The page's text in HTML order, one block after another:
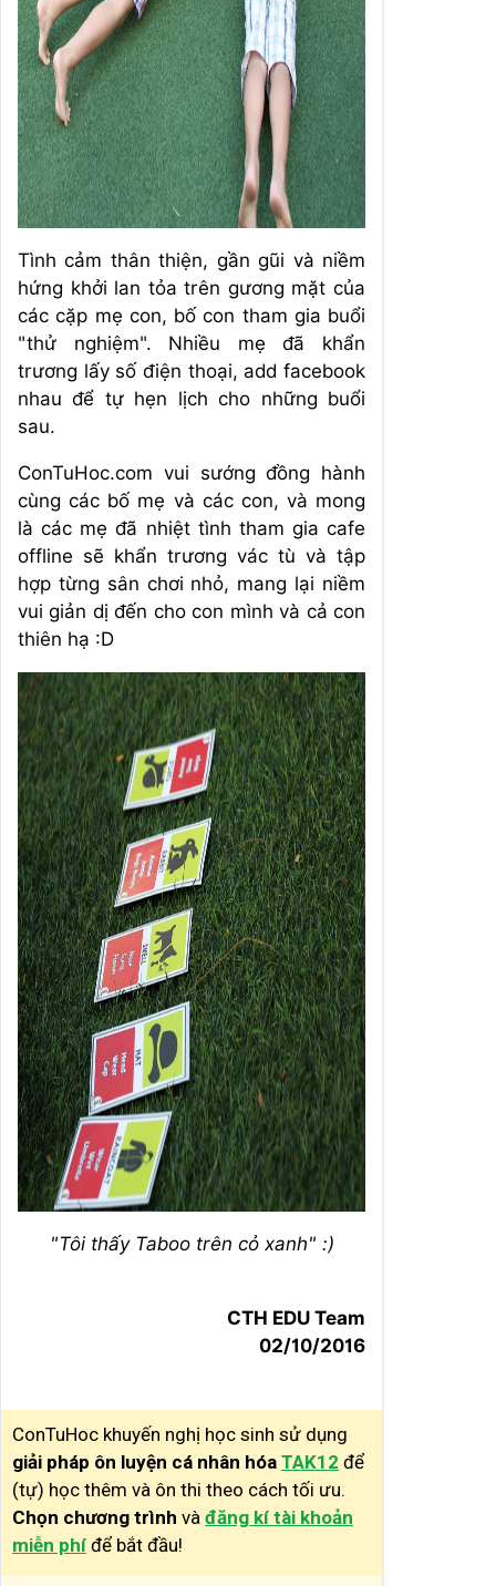
Tình cảm thân thiện, gần gũi và niềm
hứng khởi lan tỏa trên gương mặt của
các cặp mẹ con, bố con tham gia buổi
"thử nghiệm". Nhiều mẹ đã khẩn
trương lấy số điện thoại, add facebook
nhau để tự hẹn lịch cho những buổi
sau.
ConTuHoc.com vui sướng đồng hành
cùng các bố mẹ và các con, và mong
là các mẹ đã nhiệt tình tham gia cafe
offline sẽ khẩn trương vác tù và tập
hợp từng sân chơi nhỏ, mang lại niềm
vui giản dị đến cho con mình và cả con
thiên hạ :D
"Tôi thấy Taboo trên cỏ xanh" :)
CTH EDU Team
02/10/2016
ConTuHoc khuyến nghị học sinh sử dụng
giải pháp ôn luyện cá nhân hóa TAK12 để
(tự) học thêm và ôn thi theo cách tối ưu.
Chọn chương trình và đăng kí tài khoản
miễn phí để bắt đầu!